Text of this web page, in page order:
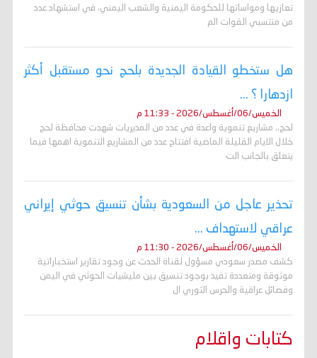
تعازيها ومواساتها للحكومة اليمنية والشعب اليمني، في استشهاد عدد
من منتسبي القوات الم
هل ستخطو القيادة الجديدة بلحج نحو مستقبل أكثر
ازدهارا ؟ ...
الخميس/06/أغسطس/2026 - 11:33 م
لحج.. مشاريع تنموية واعدة في عدد من المديريات شهدت محافظة لحج
خلال الايام القليلة الماضية افتتاح عدد من المشاريع التنموية اهمها فيما
يتعلق بالجانب الت
تحذير عاجل من السعودية بشأن تنسيق حوثي إيراني
عراقي لاستهداف ...
الخميس/06/أغسطس/2026 - 11:30 م
كشف مصدر سعودي مسؤول لقناة الحدث عن وجود تقارير استخباراتية
موثوقة ومتعددة تفيد بوجود تنسيق بين مليشيات الحوثي في اليمن
وفصائل عراقية والحرس الثوري ال
كتابات واقلام